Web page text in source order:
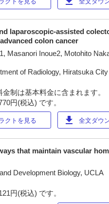
laparoscopic-assisted
colon cancer
Masanori Inoue2, Motohito
of Radiology, Hiratsuka
制は基本料金に含まれます。
円(税込) です。
クトを見る download 全文ダウ
that maintain vascular
Development Biology, UCLA
円(税込) です。